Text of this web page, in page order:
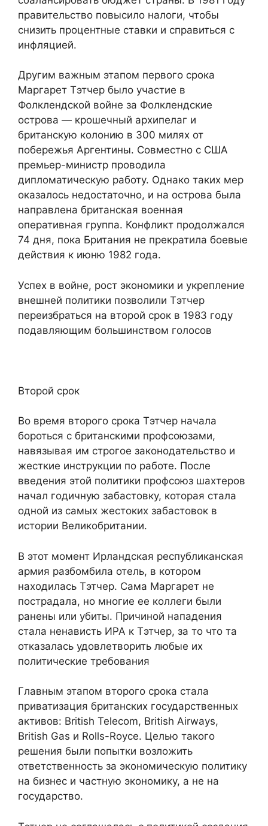
правительство повысило налоги, чтобы
снизить процентные ставки и справиться с
инфляцией.
Другим важным этапом первого срока
Маргарет Тэтчер было участие в
Фолклендской войне за Фолклендские
острова — крошечный архипелаг и
британскую колонию в 300 милях от
побережья Аргентины. Совместно с США
премьер-министр проводила
дипломатическую работу. Однако таких мер
оказалось недостаточно, и на острова была
направлена британская военная
оперативная группа. Конфликт продолжался
74 дня, пока Британия не прекратила боевые
действия к июню 1982 года.
Успех в войне, рост экономики и укрепление
внешней политики позволили Тэтчер
переизбраться на второй срок в 1983 году
подавляющим большинством голосов
Второй срок
Во время второго срока Тэтчер начала
бороться с британскими профсоюзами,
навязывая им строгое законодательство и
жесткие инструкции по работе. После
введения этой политики профсоюз шахтеров
начал годичную забастовку, которая стала
одной из самых жестоких забастовок в
истории Великобритании.
В этот момент Ирландская республиканская
армия разбомбила отель, в котором
находилась Тэтчер. Сама Маргарет не
пострадала, но многие ее коллеги были
ранены или убиты. Причиной нападения
стала ненависть ИРА к Тэтчер, за то что та
отказалась удовлетворить любые их
политические требования
Главным этапом второго срока стала
приватизация британских государственных
активов: British Telecom, British Airways,
British Gas и Rolls-Royce. Целью такого
решения были попытки возложить
ответственность за экономическую политику
на бизнес и частную экономику, а не на
государство.